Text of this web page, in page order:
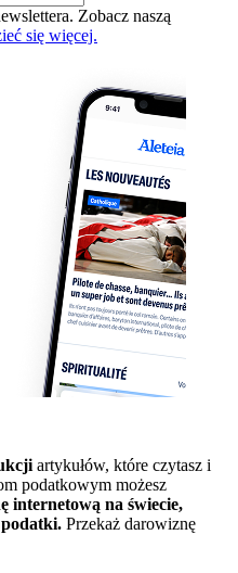
Zobacz naszą
się więcej.
artykułów, które czytasz i
podatkowym możesz
internetową na świecie,
podatki. Przekaż darowiznę